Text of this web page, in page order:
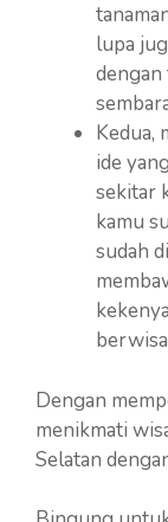
lupa
dengan
Kedua,
ide
sekitar
kamu
sudah
Dengan
menikmati
Selatan